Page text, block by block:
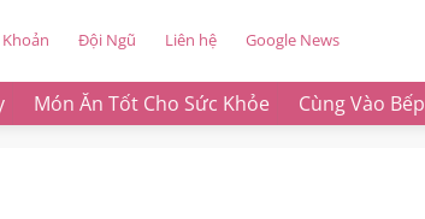
Đội Ngũ Liên hệ Google News
Món Ăn Tốt Cho Sức Khỏe Cùng Vào Bếp